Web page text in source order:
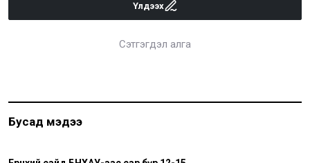
Үлдээх
Сэтгэгдэл алга
Бусад мэдээ